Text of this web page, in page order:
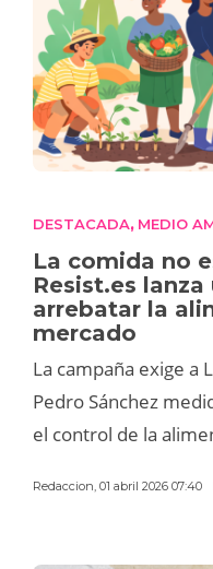
DESTACADA, MEDIO
La comida no
Resist.es
arrebatar la
mercado
La campaña exige a
Pedro Sánchez
el control de la
Redaccion, 01 abril 2026 07:40